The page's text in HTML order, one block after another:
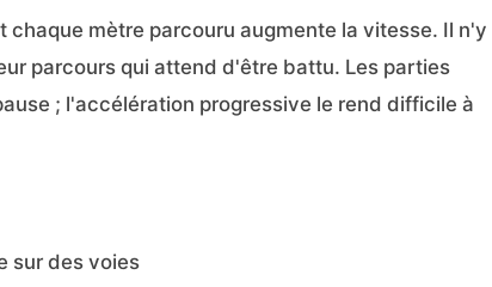
mètre parcouru augmente la vitesse. Il n'y
parcours qui attend d'être battu. Les parties
; l'accélération progressive le rend difficile à
sur des voies